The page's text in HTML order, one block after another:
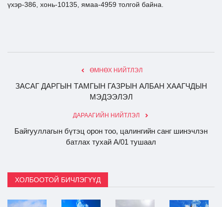
үхэр-386, хонь-10135, ямаа-4959 толгой байна.
ӨМНӨХ НИЙТЛЭЛ
ЗАСАГ ДАРГЫН ТАМГЫН ГАЗРЫН АЛБАН ХААГЧДЫН
МЭДЭЭЛЭЛ
ДАРААГИЙН НИЙТЛЭЛ
Байгууллагын бүтэц орон тоо, цалингийн санг шинэчлэн
батлах тухай А/01 тушаал
ХОЛБООТОЙ БИЧЛЭГҮҮД